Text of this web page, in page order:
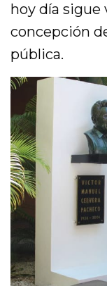
hoy día sigue
concepción
pública.